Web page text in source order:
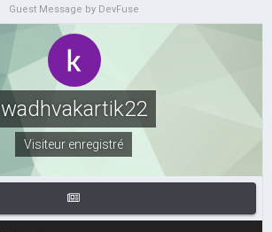
Guest Message by DevFuse
wadhvakartik22
Visiteur enregistré